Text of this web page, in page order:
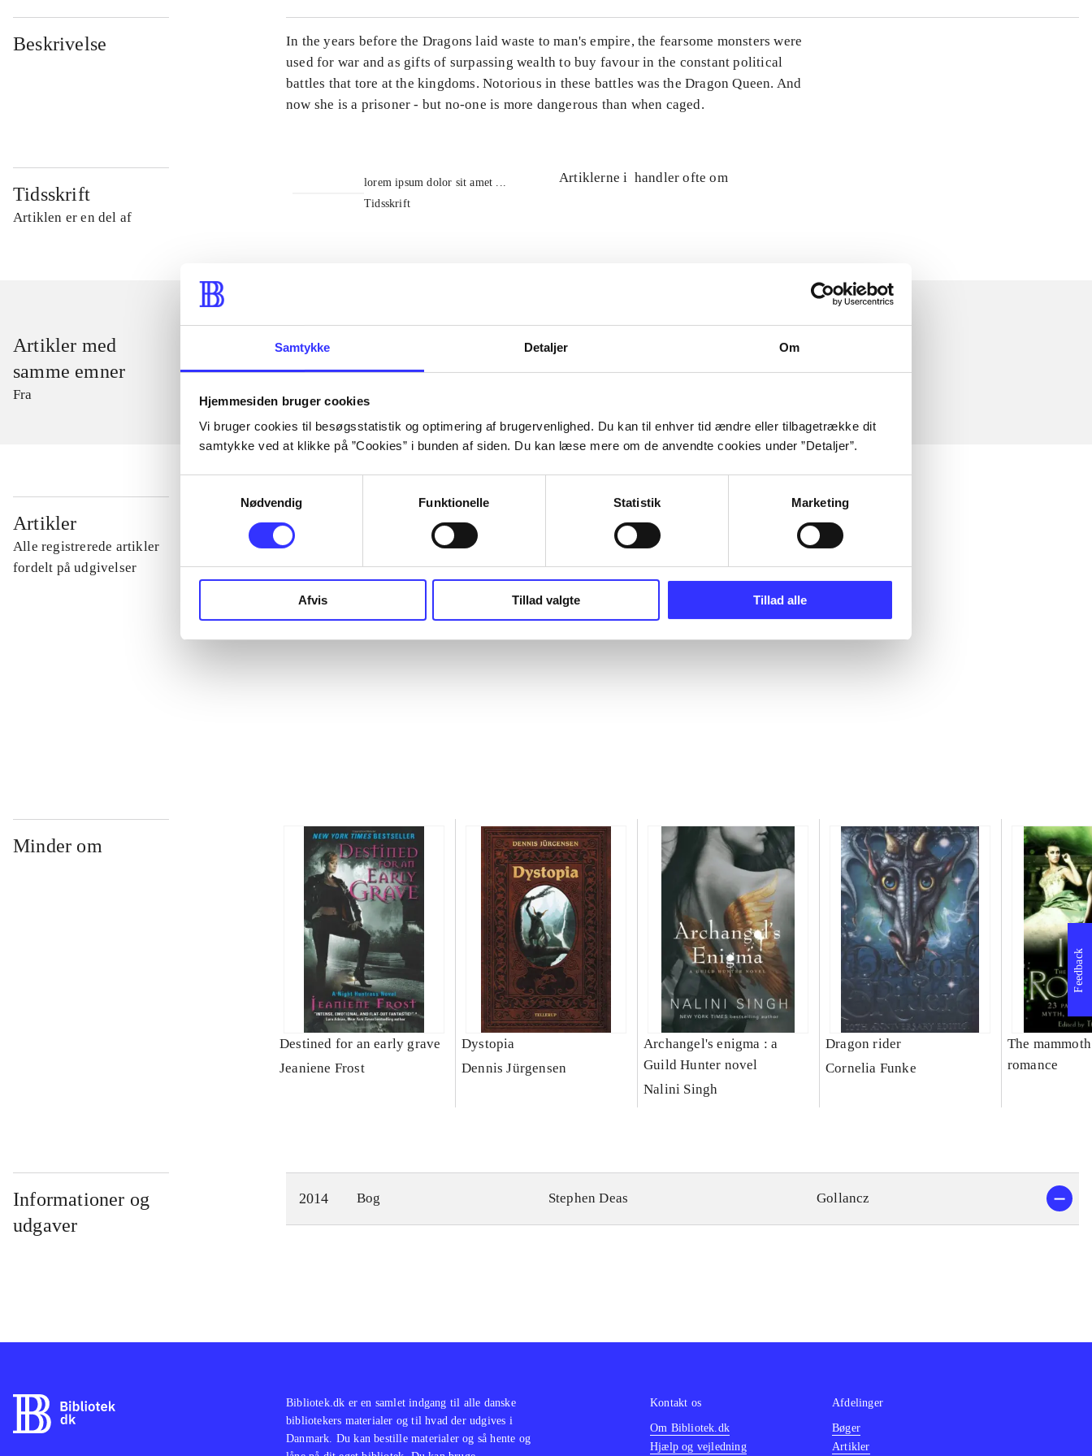
Samtykke Detaljer Om
Hjemmesiden bruger cookies
Vi bruger cookies til besøgsstatistik og optimering af brugervenlighed. Du kan til enhver tid ændre eller tilbagetrække dit
samtykke ved at klikke på ”Cookies” i bunden af siden. Du kan læse mere om de anvendte cookies under ”Detaljer”.
Nødvendig
Funktionelle Statistik Marketing
Afvis Tillad valgte Tillad alle
Beskrivelse
In the years before the Dragons laid waste to man's empire, the fearsome monsters were
used for war and as gifts of surpassing wealth to buy favour in the constant political
battles that tore at the kingdoms. Notorious in these battles was the Dragon Queen. And
now she is a prisoner - but no-one is more dangerous than when caged.
Tidsskrift
Artiklen er en del af
lorem ipsum dolor sit amet ...
Tidsskrift
Artiklerne i handler ofte om
Artikler med
samme emner
Fra
Artikler
Alle registrerede artikler
fordelt på udgivelser
...
...
...
Minder om
Destined for an early grave
Jeaniene Frost
Dystopia
Dennis Jürgensen
Archangel's enigma : a
Guild Hunter novel
Nalini Singh
Dragon rider
Cornelia Funke
The
romance
Informationer og
udgaver
2014 Bog Stephen Deas Gollancz
Feedback
Bibliotek.dk er en samlet indgang til alle danske
bibliotekers materialer og til hvad der udgives i
Danmark. Du kan bestille materialer og så hente og
Kontakt os
Om Bibliotek.dk
Hjælp og vejledning
Afdelinger
Bøger
Artikler